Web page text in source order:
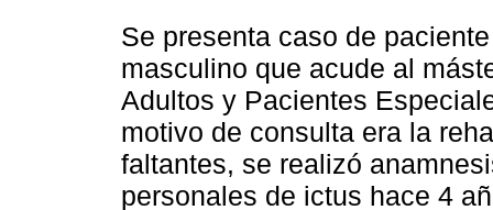
Se presenta caso de
masculino que acude al
Adultos y Pacientes
motivo de consulta era la
faltantes, se realizó
personales de ictus hace 4